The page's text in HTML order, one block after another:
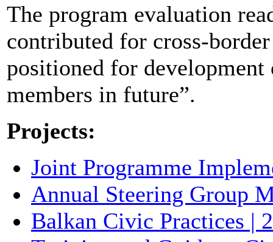
The program evaluation
contributed for cross-
positioned for
members in future”.
Projects:
Joint Programme
Annual Steering Group
Balkan Civic Practices |